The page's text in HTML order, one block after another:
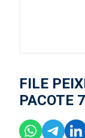
FILE
PACOTE